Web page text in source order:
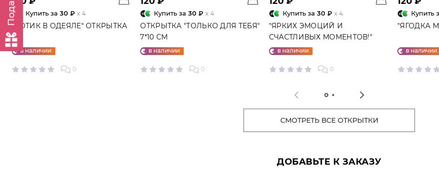
Купить за 30 ₽ x 4
"КОТИК В ОДЕЯЛЕ" ОТКРЫТКА
в наличии
0
Купить за 30 ₽ x 4
ОТКРЫТКА "ТОЛЬКО ДЛЯ ТЕБЯ"
7*10 СМ
в наличии
0
Купить за 30 ₽ x 4
"ЯРКИХ ЭМОЦИЙ И
СЧАСТЛИВЫХ МОМЕНТОВ!"
ОТКРЫТКА
в наличии
0
Купить
"ЯГОДКА
в наличии
СМОТРЕТЬ ВСЕ ОТКРЫТКИ
ДОБАВЬТЕ К ЗАКАЗУ